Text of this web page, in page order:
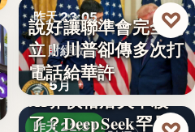
昨天 23:05
財經政治
5月
說好讓聯準會完全獨
立！川普卻傳多次打
電話給華許
♡
昨天 22:51
AI界價格屠夫不殺
了？DeepSeek罕見